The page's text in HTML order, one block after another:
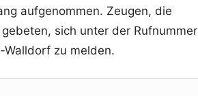
aufgenommen. Zeugen, die
sich unter der Rufnummer
zu melden.